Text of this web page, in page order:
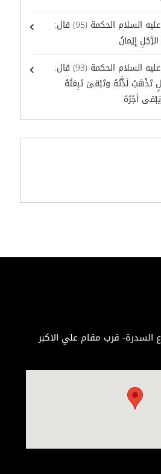
شرح حكم الإمام علي عليه السلام الحكمة (95) قال:
إِيْمانٌ
شرح حكم الإمام علي عليه السلام الحكمة (93) قال:
تَذْهَبُ لَذَّتُهُ وتَبْقىَ تَبِعَتُهُ
أجْرُهُ
السدرة- قرب مقام علي الاكبر